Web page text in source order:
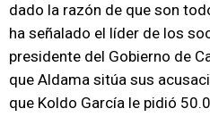
dado la razón de que son
ha señalado el líder de los
presidente del Gobierno de
que Aldama sitúa sus
que Koldo García le pidió